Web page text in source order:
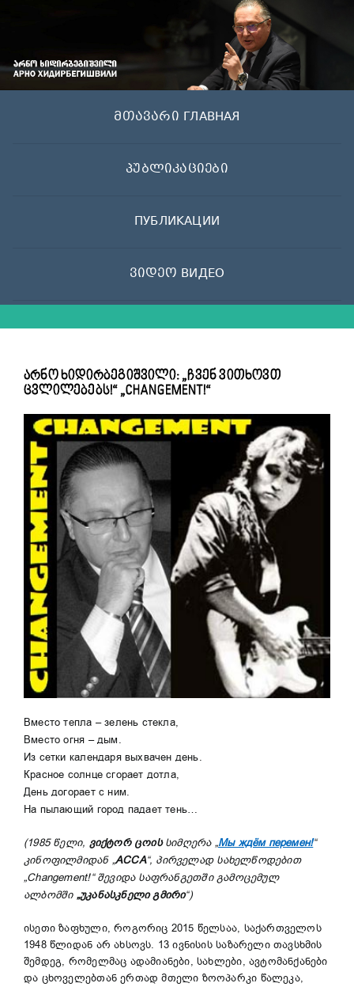
მთავარი ГЛАВНАЯ
პუბლიკაციები
ПУБЛИКАЦИИ
ვიდეო ВИДЕО
არნო ხიდირბეგიშვილი: „ჩვენ ვითხოვთ
ცვლილებებს!“ „CHANGEMENT!“
Вместо тепла – зелень стекла,
Вместо огня – дым.
Из сетки календаря выхвачен день.
Красное солнце сгорает дотла,
День догорает с ним.
На пылающий город падает тень…
(1985 წელი, ვიქტორ ცოისსიმღერა „Мы ждём перемен!“
კინოფილმიდან „АССА“, პირველად სახელწოდებით
„Changement!“ შევიდა საფრანგეთში გამოცემულ
ალბომში „უკანასკნელი გმირი“)
ისეთი ზაფხული, როგორიც 2015 წელსაა, საქართველოს
1948 წლიდან არ ახსოვს. 13 ივნისის საზარელი თავსხმის
შემდეგ, რომელმაც ადამიანები, სახლები, ავტომანქანები
და ცხოველებთან ერთად მთელი ზოოპარკი წალეკა,